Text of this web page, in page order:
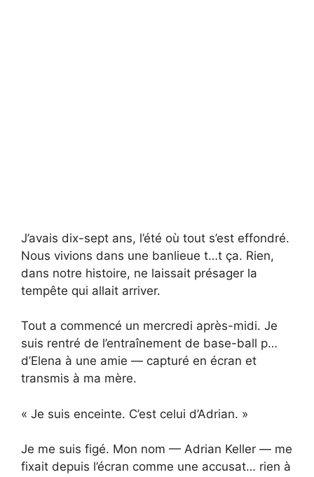
J’avais dix-sept ans, l’été où tout s’est effondré.
Nous vivions dans une banlieue t…t ça. Rien,
dans notre histoire, ne laissait présager la
tempête qui allait arriver.
Tout a commencé un mercredi après-midi. Je
suis rentré de l’entraînement de base-ball p…
d’Elena à une amie — capturé en écran et
transmis à ma mère.
« Je suis enceinte. C’est celui d’Adrian. »
Je me suis figé. Mon nom — Adrian Keller — me
fixait depuis l’écran comme une accusat… rien à